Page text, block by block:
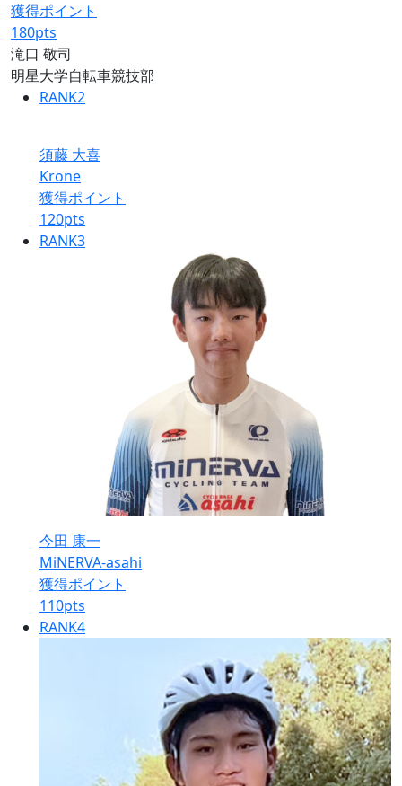
獲得ポイント
180pts
滝口 敬司
明星大学自転車競技部
RANK2
須藤 大喜
Krone
獲得ポイント
120pts
RANK3
今田 康一
MiNERVA-asahi
獲得ポイント
110pts
RANK4